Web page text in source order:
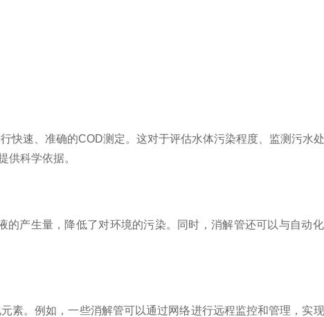
速、准确的COD测定。这对于评估水体污染程度、监测污水
供科学依据。
产生量，降低了对环境的污染。同时，消解管还可以与自动
。例如，一些消解管可以通过网络进行远程监控和管理，实